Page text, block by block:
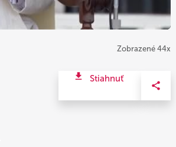
Zobrazené 44x
Stiahnuť